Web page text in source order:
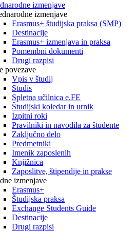
izmenjave
izmenjave
Erasmus+ študijska praksa (SMP)
Destinacije
Erasmus+ izmenjava in praksa
Pomembni dokumenti
Drugi razpisi
povezave
Vpis v študij
Studis
Spletna učilnica e.FE
Študijski koledar in urnik
Izpitni roki
Pravilniki in navodila za študente
Zaključno delo
Predmetniki
Imenik zaposlenih
Knjižnica
Zaposlitve, štipendije in prakse
izmenjave
Erasmus+
Študijska praksa
Exchange Students Guide
Destinacije
Drugi razpisi